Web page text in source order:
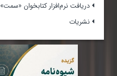
دریافت نرم‌افزار کتابخوان «سمت»
نشریات